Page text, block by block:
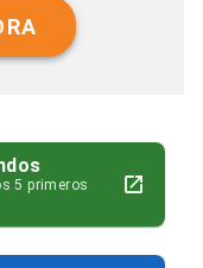
5 primeros